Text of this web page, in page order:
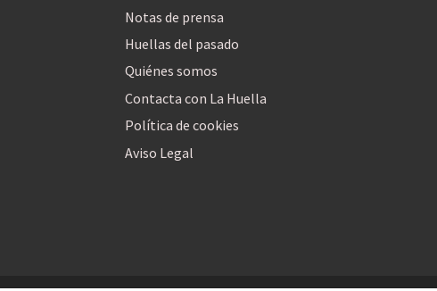
Notas de prensa
Huellas del pasado
Quiénes somos
Contacta con La Huella
Política de cookies
Aviso Legal